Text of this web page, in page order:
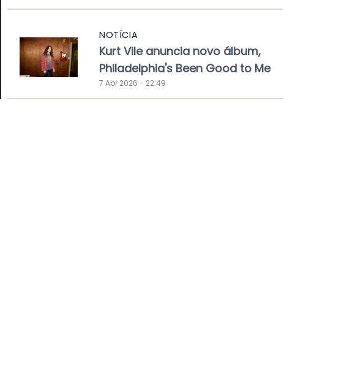
NOTÍCIA
Kurt Vile anuncia novo álbum,
Philadelphia's Been Good to Me
7 Abr 2026 - 22:49